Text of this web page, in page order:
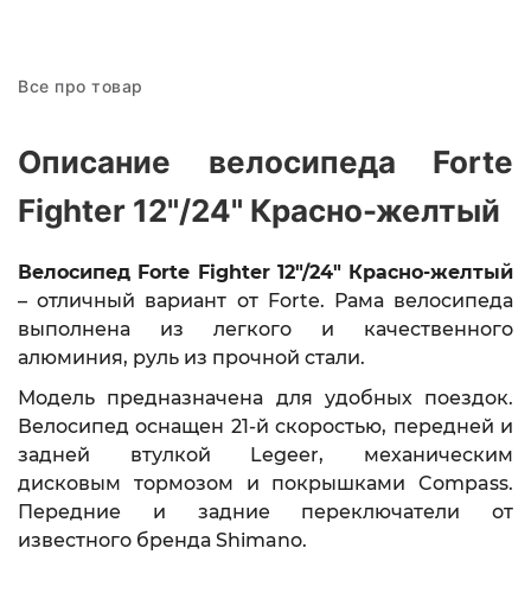
Все про товар
Описание велосипеда Forte
Fighter 12"/24" Красно-желтый
Велосипед Forte Fighter 12"/24" Красно-желтый
– отличный вариант от Forte. Рама велосипеда
выполнена из легкого и качественного
алюминия, руль из прочной стали.
Модель предназначена для удобных поездок.
Велосипед оснащен 21-й скоростью, передней и
задней втулкой Legeer, механическим
дисковым тормозом и покрышками Compass.
Передние и задние переключатели от
известного бренда Shimano.